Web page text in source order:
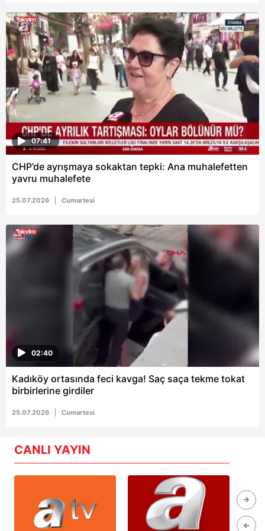
6698 sayılı Kişisel Verilerin Korunması Kanunu uyarınca
hazırlanmış Aydınlatma Metnimizi okumak ve sitemizde
ilgili mevzuata uygun olarak kullanılan çerezlerle ilgili bilgi
almak için lütfentıklayınız .
07:41
CHP’de ayrışmaya sokaktan tepki: Ana muhalefetten
yavru muhalefete
25.07.2026 Cumartesi
02:40
Kadıköy ortasında feci kavga! Saç saça tekme tokat
birbirlerine girdiler
25.07.2026 Cumartesi
CANLI YAYIN